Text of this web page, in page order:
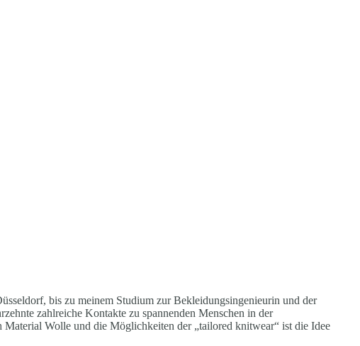
bis zu meinem Studium zur Bekleidungsingenieurin und der
zahlreiche Kontakte zu spannenden Menschen in der
Wolle und die Möglichkeiten der „tailored knitwear“ ist die Idee